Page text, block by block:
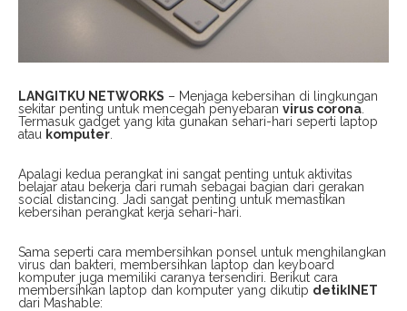
LANGITKU NETWORKS – Menjaga kebersihan di lingkungan
sekitar penting untuk mencegah penyebaran virus corona
Termasuk gadget yang kita gunakan sehari-hari seperti laptop
atau komputer
Apalagi kedua perangkat ini sangat penting untuk aktivitas
belajar atau bekerja dari rumah sebagai bagian dari gerakan
social distancing. Jadi sangat penting untuk memastikan
kebersihan perangkat kerja sehari-hari.
Sama seperti cara membersihkan ponsel untuk menghilangkan
virus dan bakteri, membersihkan laptop dan keyboard
komputer juga memiliki caranya tersendiri. Berikut cara
membersihkan laptop dan komputer yang dikutip detikINET
dari Mashable: